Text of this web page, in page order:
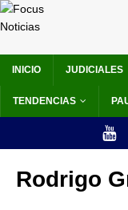
INICIO JUDICIALES
TENDENCIAS
Rodrigo